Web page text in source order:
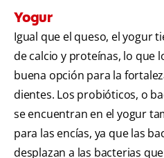
Yogur
Igual que el queso, el yogur
de calcio y proteínas, lo que
buena opción para la
dientes. Los probióticos, o
se encuentran en el yogur
para las encías, ya que las
desplazan a las bacterias